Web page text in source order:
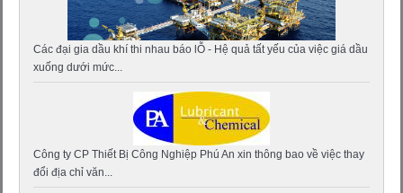
Các đại gia dầu khí thi nhau báo lỖ - Hệ quả tất yếu của việc giá dầu
xuống dưới mức...
Công ty CP Thiết Bị Công Nghiệp Phú An xin thông bao về việc thay
đổi địa chỉ văn...